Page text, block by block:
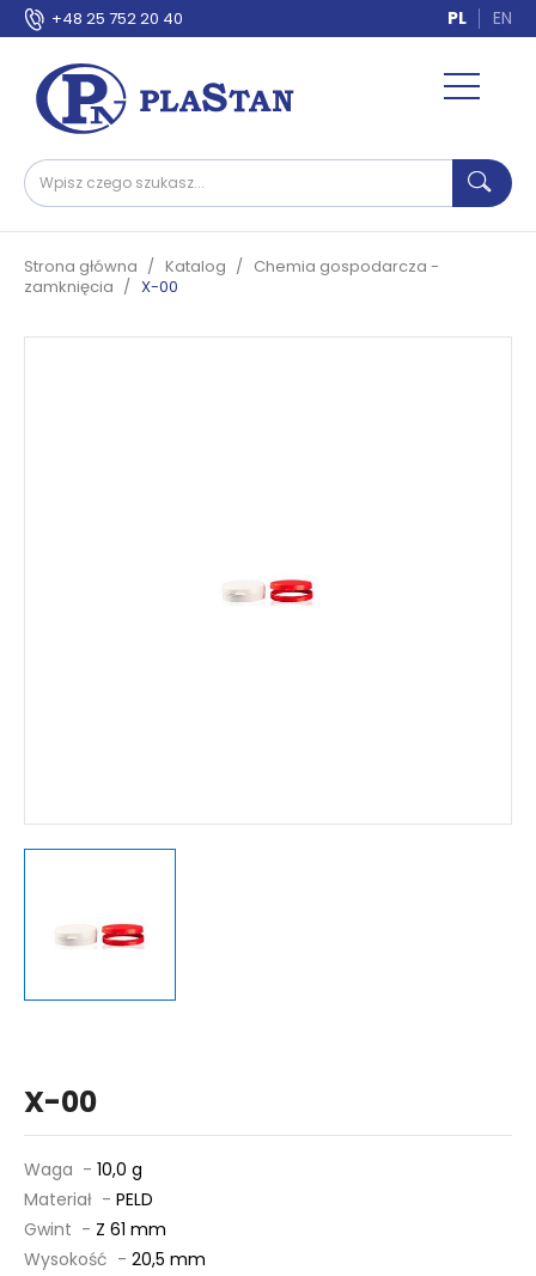
+48 25 752 20 40 PL EN
Strona główna Katalog
Chemia gospodarcza -
zamknięcia
X-00
X-00
Waga - 10,0 g
Materiał - PELD
Gwint - Z 61 mm
Wysokość - 20,5 mm